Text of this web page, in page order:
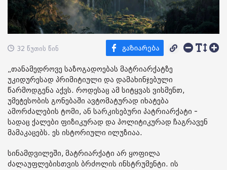
32 წუთის წინ
„თანამედროვე საზოგადოებას მატრიარქატზე
უკიდურესად პრიმიტიული და დამახინჯებული
წარმოდგენა აქვს. როდესაც ამ სიტყვას ვისმენთ,
უმეტესობის გონებაში ავტომატურად იხატება
ამორძალების ტომი, ან სარკისებური პატრიარქატი -
სადაც ქალები ფიზიკურად და პოლიტიკურად ჩაგრავენ
მამაკაცებს. ეს ისტორიული ილუზიაა.
სინამდვილეში, მატრიარქატი არ ყოფილა
ძალაუფლებისთვის ბრძოლის ინსტრუმენტი. ის